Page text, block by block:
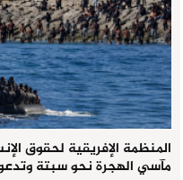
المنظمة الإفريقية لحقوق
مآسي الهجرة نحو سبتة